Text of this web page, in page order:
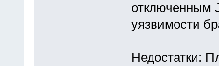
отключенным
уязвимости
Недостатки: